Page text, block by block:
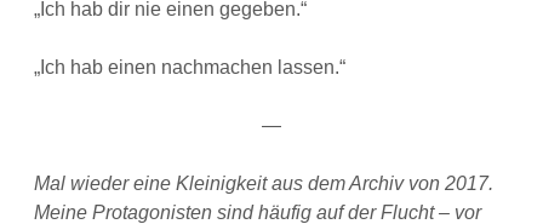
„Ich hab dir nie einen gegeben.“
„Ich hab einen nachmachen lassen.“
—
Mal wieder eine Kleinigkeit aus dem Archiv von 2017.
Meine Protagonisten sind häufig auf der Flucht – vor